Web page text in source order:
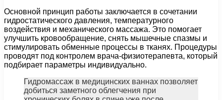
Основной принцип работы заключается в сочетании
гидростатического давления, температурного
воздействия и механического массажа. Это помогает
улучшить кровообращение, снять мышечные спазмы и
стимулировать обменные процессы в тканях. Процедуры
проводят под контролем врача-физиотерапевта, который
подбирает параметры индивидуально.
Гидромассаж в медицинских ваннах позволяет
добиться заметного облегчения при